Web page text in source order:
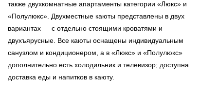
также двухкомнатные апартаменты категории «Люкс» и
«Полулюкс». Двухместные каюты представлены в двух
вариантах — с отдельно стоящими кроватями и
двухъярусные. Все каюты оснащены индивидуальным
санузлом и кондиционером, а в «Люкс» и «Полулюкс»
дополнительно есть холодильник и телевизор; доступна
доставка еды и напитков в каюту.